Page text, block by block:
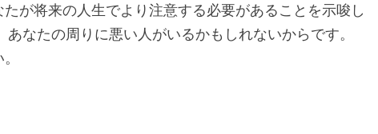
が将来の人生でより注意する必要があることを示唆し
なたの周りに悪い人がいるかもしれないからです。